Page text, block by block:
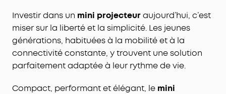
Investir dans un mini projecteuraujourd’hui, c’est
miser sur la liberté et la simplicité. Les jeunes
générations, habituées à la mobilité et à la
connectivité constante, y trouvent une solution
parfaitement adaptée à leur rythme de vie.
Compact, performant et élégant, le mini